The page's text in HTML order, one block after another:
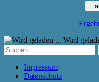
Wird
Suchen
nach:
Impressum
Datenschutz